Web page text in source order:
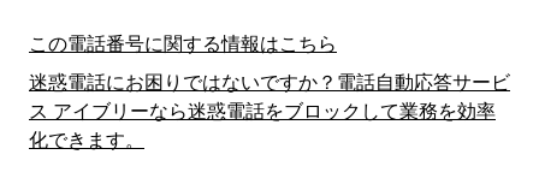
この電話番号に関する情報はこちら
迷惑電話にお困りではないですか？電話自動応答サービ
ス アイブリーなら迷惑電話をブロックして業務を効率
化できます。